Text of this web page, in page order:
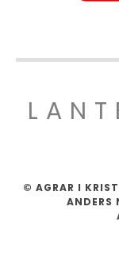
© AGRAR I